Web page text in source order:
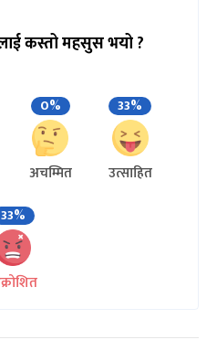
कस्तो महसुस भयो ?
0%
अचम्मित
33%
उत्साहित
33%